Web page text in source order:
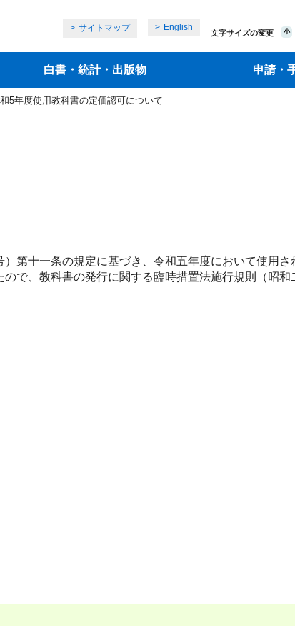
サイトマップ English
文字サイズの変更 小
白書・統計・出版物 申請・
5年度使用教科書の定価認可について
第十一条の規定に基づき、令和五年度において使用
で、教科書の発行に関する臨時措置法施行規則（昭